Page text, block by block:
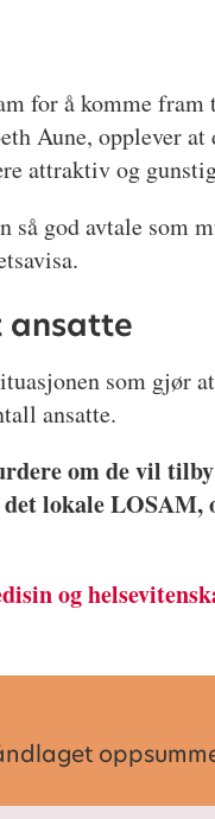
for å komme
Aune, opplever
attraktiv og
god avtale som
ansatte
som gjør
ansatte.
om de vil
lokale LOSAM,
og